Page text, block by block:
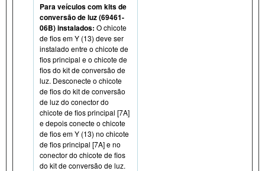
Para veículos com kits de
conversão de luz (69461-
06B) instalados: O chicote
de fios em Y (13) deve ser
instalado entre o chicote de
fios principal e o chicote de
fios do kit de conversão de
luz. Desconecte o chicote
de fios do kit de conversão
de luz do conector do
chicote de fios principal [7A]
e depois conecte o chicote
de fios em Y (13) no chicote
de fios principal [7A] e no
conector do chicote de fios
do kit de conversão de luz.